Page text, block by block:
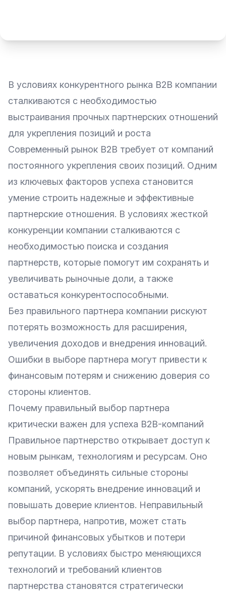
В условиях конкурентного рынка B2B компании
сталкиваются с необходимостью
выстраивания прочных партнерских отношений
для укрепления позиций и роста
Современный рынок B2B требует от компаний
постоянного укрепления своих позиций. Одним
из ключевых факторов успеха становится
умение строить надежные и эффективные
партнерские отношения. В условиях жесткой
конкуренции компании сталкиваются с
необходимостью поиска и создания
партнерств, которые помогут им сохранять и
увеличивать рыночные доли, а также
оставаться конкурентоспособными.
Без правильного партнера компании рискуют
потерять возможность для расширения,
увеличения доходов и внедрения инноваций.
Ошибки в выборе партнера могут привести к
финансовым потерям и снижению доверия со
стороны клиентов.
Почему правильный выбор партнера
критически важен для успеха B2B-компаний
Правильное партнерство открывает доступ к
новым рынкам, технологиям и ресурсам. Оно
позволяет объединять сильные стороны
компаний, ускорять внедрение инноваций и
повышать доверие клиентов. Неправильный
выбор партнера, напротив, может стать
причиной финансовых убытков и потери
репутации. В условиях быстро меняющихся
технологий и требований клиентов
партнерства становятся стратегически